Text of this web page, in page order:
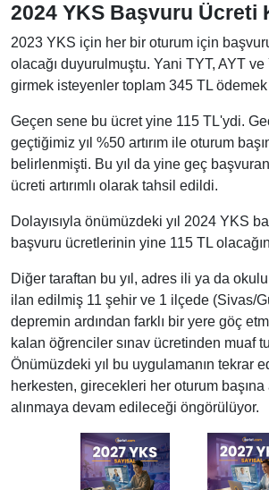
2024 YKS Başvuru Ücreti
2023 YKS için her bir oturum için
olacağı duyurulmuştu. Yani TYT, AYT
girmek isteyenler toplam 345 TL ödemek
Geçen sene bu ücret yine 115 TL'ydi.
geçtiğimiz yıl %50 artırım ile oturum
belirlenmişti. Bu yıl da yine geç
ücreti artırımlı olarak tahsil edildi.
Dolayısıyla önümüzdeki yıl 2024 YKS
başvuru ücretlerinin yine 115 TL
Diğer taraftan bu yıl, adres ili ya da
ilan edilmiş 11 şehir ve 1 ilçede (Sivas/
depremin ardından farklı bir yere göç
kalan öğrenciler sınav ücretinden muaf
Önümüzdeki yıl bu uygulamanın tekrar
herkesten, girecekleri her oturum başına
alınmaya devam edileceği öngörülüyor.